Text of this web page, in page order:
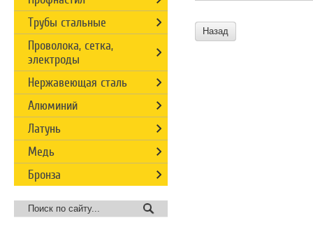
Назад
Трубы стальные
Проволока, сетка,
электроды
Нержавеющая сталь
Алюминий
Латунь
Медь
Бронза